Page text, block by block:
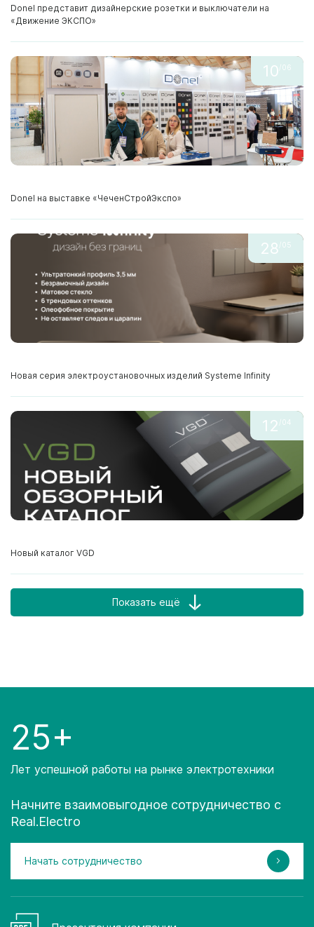
Donel представит дизайнерские розетки и выключатели на
«Движение ЭКСПО»
10/06
Donel на выставке «ЧеченСтройЭкспо»
28/05
Новая серия электроустановочных изделий Systeme Infinity
12 /04
Новый каталог VGD
Показать ещё
25+
Лет успешной работы на рынке электротехники
Начните взаимовыгодное сотрудничество с
Real.Electro
Начать сотрудничество